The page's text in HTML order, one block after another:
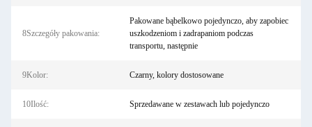
8Szczegóły pakowania:
Pakowane bąbelkowo pojedynczo, aby zapobiec
uszkodzeniom i zadrapaniom podczas
transportu, następnie
9Kolor: Czarny, kolory dostosowane
10Ilość: Sprzedawane w zestawach lub pojedynczo